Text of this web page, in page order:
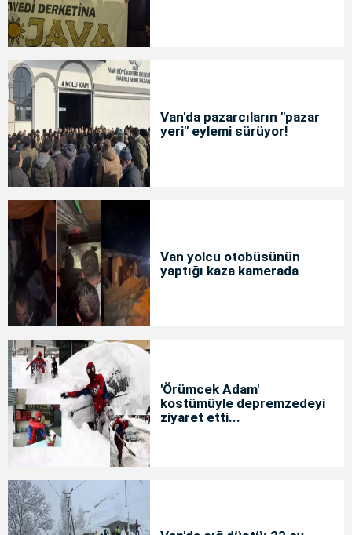
Van'da pazarcıların "pazar
yeri" eylemi sürüyor!
Van yolcu otobüsünün
yaptığı kaza kamerada
'Örümcek Adam'
kostümüyle depremzedeyi
ziyaret etti...